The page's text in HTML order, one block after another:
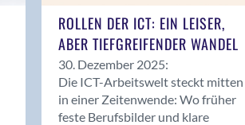
Balzers
Bassersdorf
Benken (SG)
ROLLEN DER ICT: EIN LEISER,
ABER TIEFGREIFENDER WANDEL
30. Dezember 2025:
Die ICT-Arbeitswelt steckt mitten
in einer Zeitenwende: Wo früher
feste Berufsbilder und klare